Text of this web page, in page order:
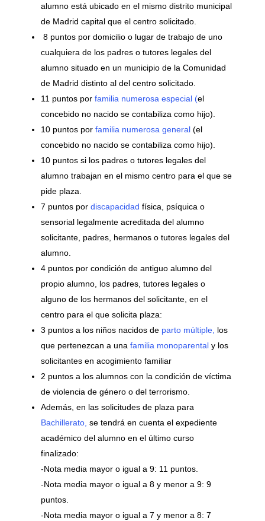
alumno está ubicado en el mismo distrito municipal
de Madrid capital que el centro solicitado.
8 puntos por domicilio o lugar de trabajo de uno
cualquiera de los padres o tutores legales del
alumno situado en un municipio de la Comunidad
de Madrid distinto al del centro solicitado.
11 puntos por familia numerosa especial (el
concebido no nacido se contabiliza como hijo).
10 puntos por familia numerosa general(el
concebido no nacido se contabiliza como hijo).
10 puntos si los padres o tutores legales del
alumno trabajan en el mismo centro para el que se
pide plaza.
7 puntos por discapacidad física, psíquica o
sensorial legalmente acreditada del alumno
solicitante, padres, hermanos o tutores legales del
alumno.
4 puntos por condición de antiguo alumno del
propio alumno, los padres, tutores legales o
alguno de los hermanos del solicitante, en el
centro para el que solicita plaza:
3 puntos a los niños nacidos de parto múltiple, los
que pertenezcan a una familia monoparentaly los
solicitantes en acogimiento familiar
2 puntos a los alumnos con la condición de víctima
de violencia de género o del terrorismo.
Además, en las solicitudes de plaza para
Bachillerato, se tendrá en cuenta el expediente
académico del alumno en el último curso
finalizado:
-Nota media mayor o igual a 9: 11 puntos.
-Nota media mayor o igual a 8 y menor a 9: 9
puntos.
-Nota media mayor o igual a 7 y menor a 8: 7